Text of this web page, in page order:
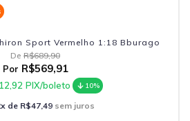
Sport Vermelho 1:18 Bburago
De R$689,90
Por R$569,91
PIX/boleto 10%
x de R$47,49 sem juros